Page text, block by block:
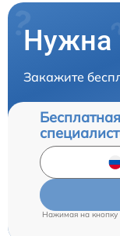
Нужна
Закажите
Нажимая на кнопку